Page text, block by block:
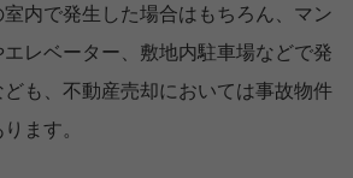
内で発生した場合はもちろん、マン
レベーター、敷地内駐車場などで発
も、不動産売却においては事故物件
ます。